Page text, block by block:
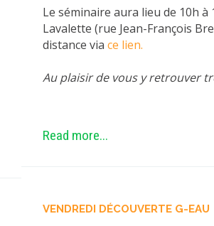
Le séminaire aura lieu de 10h
Lavalette (rue Jean-François
distance via ce lien.
Au plaisir de vous y retrouver
Read more...
VENDREDI DÉCOUVERTE G-EAU